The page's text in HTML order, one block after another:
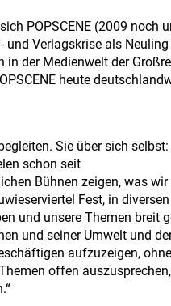
POPSCENE (2009 noch
und Verlagskrise als
der Medienwelt der
heute
Sie über sich
schon seit
Bühnen zeigen, was
Fest, in diversen
und unsere Themen breit
und seiner Umwelt und
aufzuzeigen,
offen